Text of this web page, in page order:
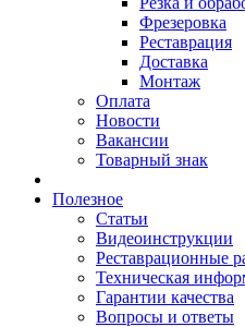
Фрезеровка
Реставрация
Доставка
Монтаж
Оплата
Новости
Вакансии
Товарный знак
Полезное
Статьи
Видеоинструкции
Реставрационные
Техническая
Гарантии качества
Вопросы и ответы